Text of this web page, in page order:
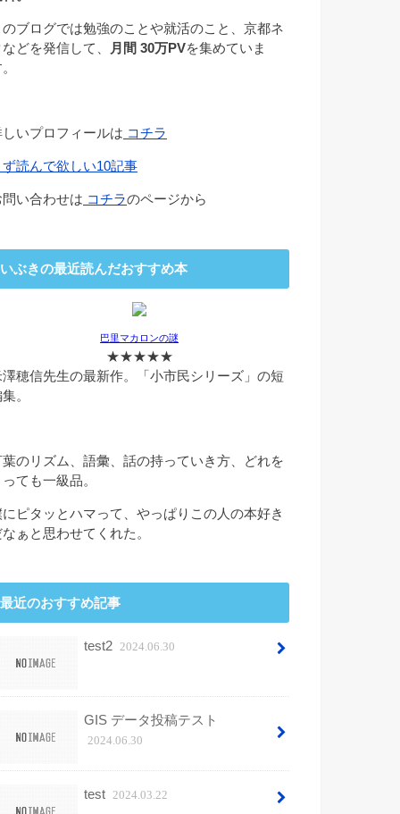
のブログでは勉強のことや就活のこと、京都ネ
どを発信して、
月間 30万PVを集めていま
しいプロフィールは コチラ
ず読んで欲しい10記事
問い合わせは コチラのページから
いぶきの最近読んだおすすめ本
巴里マカロンの謎
★★★★★
澤穂信先生の最新作。「小市民シリーズ」の短
。
葉のリズム、語彙、話の持っていき方、どれを
ても一級品。
にピタッとハマって、やっぱりこの人の本好き
ぁと思わせてくれた。
最近のおすすめ記事
test2 2024.06.30
GIS データ投稿テスト
2024.06.30
test 2024.03.22